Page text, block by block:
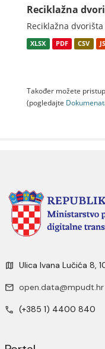
Reciklažna
Reciklažna
XLSX PDF CSV
Također možete
(pogledajte